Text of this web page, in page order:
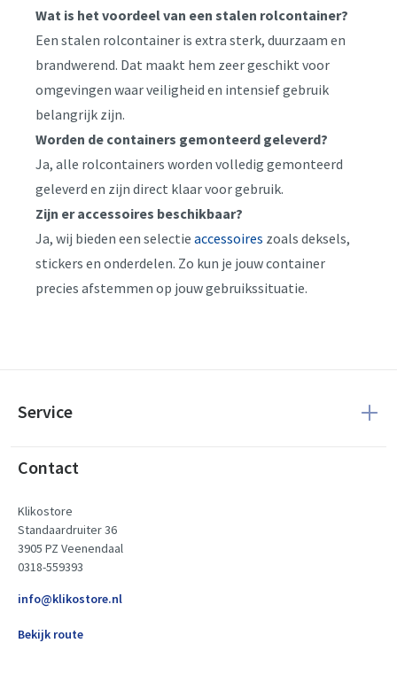
Wat is het voordeel van een stalen rolcontainer?
Een stalen rolcontainer is extra sterk, duurzaam en
brandwerend. Dat maakt hem zeer geschikt voor
omgevingen waar veiligheid en intensief gebruik
belangrijk zijn.
Worden de containers gemonteerd geleverd?
Ja, alle rolcontainers worden volledig gemonteerd
geleverd en zijn direct klaar voor gebruik.
Zijn er accessoires beschikbaar?
Ja, wij bieden een selectie accessoires zoals deksels,
stickers en onderdelen. Zo kun je jouw container
precies afstemmen op jouw gebruikssituatie.
Service
Contact
Klikostore
Standaardruiter 36
3905 PZ Veenendaal
0318-559393
info@klikostore.nl
Bekijk route